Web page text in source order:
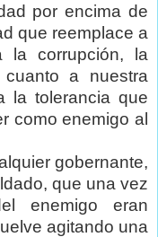
por encima de
que reemplace a
la corrupción, la
a nuestra
la tolerancia que
como enemigo al
gobernante,
que una vez
enemigo eran
agitando una